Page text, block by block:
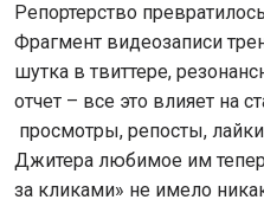
Репортерство
Фрагмент видеозаписи
шутка в твиттере,
отчет – все это влияет на
просмотры, репосты,
Джитера любимое им
за кликами» не имело